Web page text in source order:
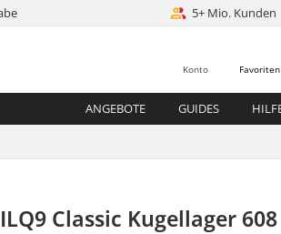
5+ Mio. Kunden
Favoriten
Konto
ANGEBOTE GUIDES
Classic Kugellager